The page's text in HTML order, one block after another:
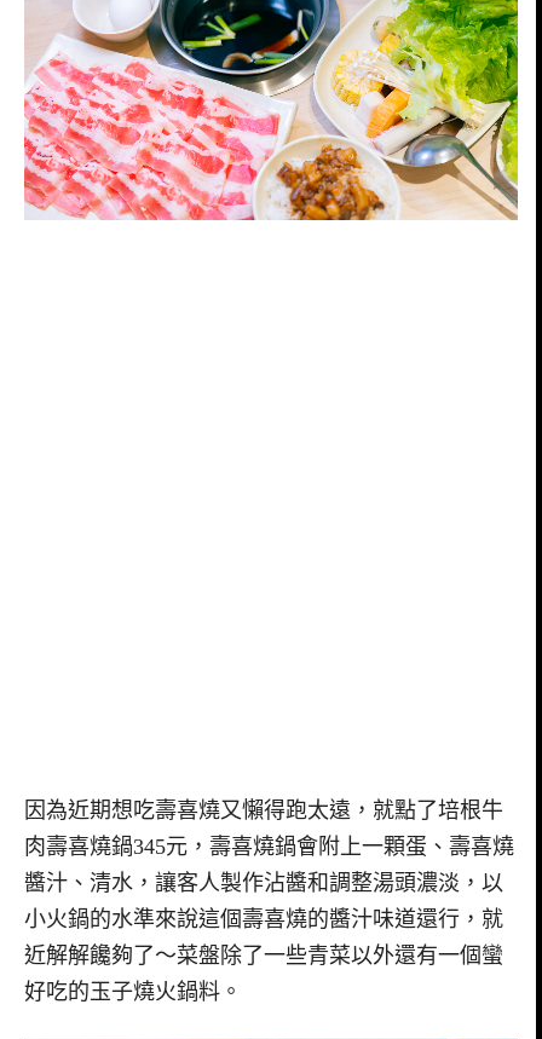
因為近期想吃壽喜燒又懶得跑太遠，就點了培根牛
肉壽喜燒鍋345元，壽喜燒鍋會附上一顆蛋、壽喜燒
醬汁、清水，讓客人製作沾醬和調整湯頭濃淡，以
小火鍋的水準來說這個壽喜燒的醬汁味道還行，就
近解解饞夠了～菜盤除了一些青菜以外還有一個蠻
好吃的玉子燒火鍋料。